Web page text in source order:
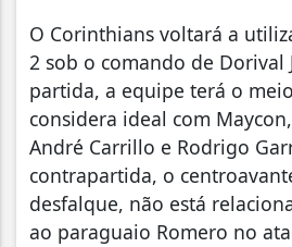
O Corinthians voltará a
2 sob o comando de Dorival
partida, a equipe terá o
considera ideal com
André Carrillo e Rodrigo
contrapartida, o
desfalque, não está
ao paraguaio Romero no